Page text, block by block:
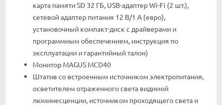
карта памяти SD 32 ГБ, USB-адаптер Wi-Fi (2 шт.),
сетевой адаптер питания 12 В/1 А (евро),
установочный компакт-диск с драйверами и
программным обеспечением, инструкция по
эксплуатации и гарантийный талон)
Монитор MAGUS MCD40
Штатив со встроенным источником электропитания,
осветителем отраженного света видимой
люминесценции, источником проходящего света и